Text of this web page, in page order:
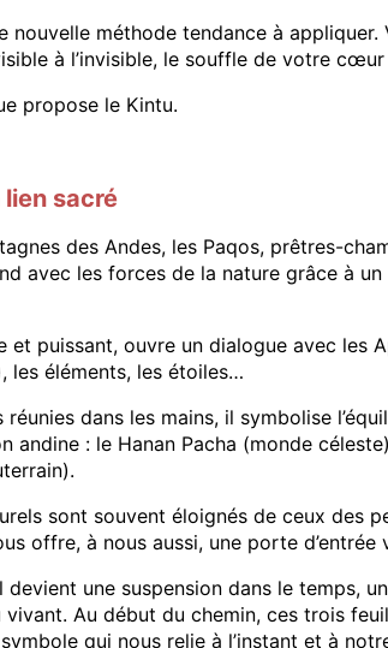
nouvelle méthode tendance à
à l’invisible, le souffle de votre
propose le Kintu.
sacré
des Andes, les Paqos, prêtres-
avec les forces de la nature grâce à
et puissant, ouvre un dialogue avec les
les éléments, les étoiles…
dans les mains, il symbolise
andine : le Hanan Pacha (monde
sont souvent éloignés de ceux des
offre, à nous aussi, une porte d’entrée
devient une suspension dans le temps,
Au début du chemin, ces trois
qui nous relie à l’instant et à